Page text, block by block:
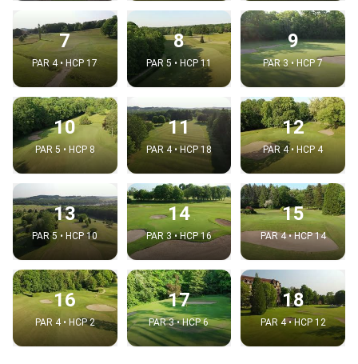
7
PAR 4 • HCP 17
8
PAR 5 • HCP 11
9
PAR 3 • HCP 7
10
PAR 5 • HCP 8
11
PAR 4 • HCP 18
12
PAR 4 • HCP 4
13
PAR 5 • HCP 10
14
PAR 3 • HCP 16
15
PAR 4 • HCP 14
16
PAR 4 • HCP 2
17
PAR 3 • HCP 6
18
PAR 4 • HCP 12